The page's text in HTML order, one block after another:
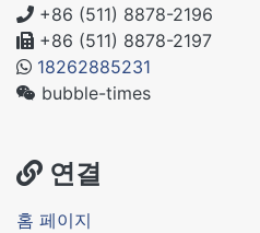
+86 (511) 8878-2196
+86 (511) 8878-2197
18262885231
bubble-times
연결
홈 페이지